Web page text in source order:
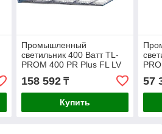
Промышленный
светильник 400 Ватт TL-
PROM 400 PR Plus FL LV
158 592₸
Купить
57